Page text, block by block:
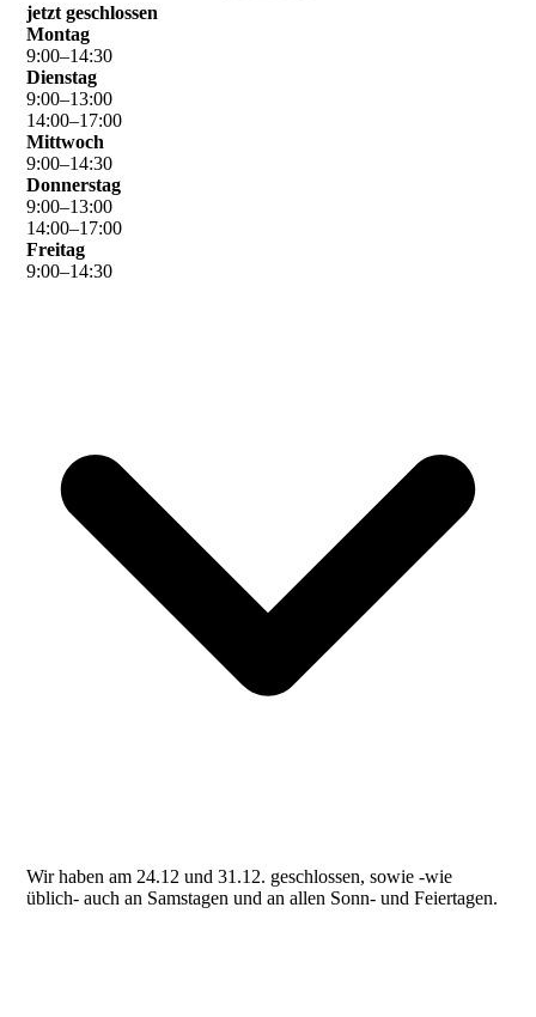
jetzt geschlossen
Montag
9:00–14:30
Dienstag
9:00–13:00
14:00–17:00
Mittwoch
9:00–14:30
Donnerstag
9:00–13:00
14:00–17:00
Freitag
9:00–14:30
Wir haben am 24.12 und 31.12. geschlossen, sowie -wie
üblich- auch an Samstagen und an allen Sonn- und Feiertagen.